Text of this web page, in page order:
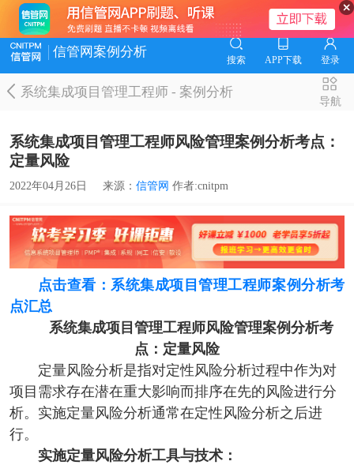
信管网案例分析
搜索 APP下载 登录
系统集成项目管理工程师- 案例分析
导航
系统集成项目管理工程师风险管理案例分析考点：
定量风险
2022年04月26日 来源： 信管网 作者:cnitpm
点击查看：系统集成项目管理工程师案例分析考
点汇总
系统集成项目管理工程师风险管理案例分析考
点：定量风险
定量风险分析是指对定性风险分析过程中作为对
项目需求存在潜在重大影响而排序在先的风险进行分
析。 实施定量风险分析通常在定性风险分析之后进
行。
实施定量风险分析工具与技术：